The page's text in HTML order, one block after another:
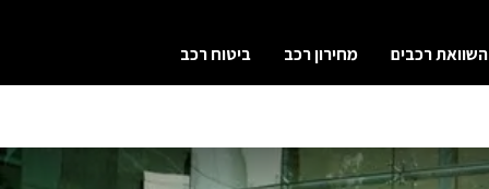
השוואת רכבים מחירון רכב ביטוח רכב